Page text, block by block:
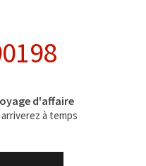
d'affaire
à temps